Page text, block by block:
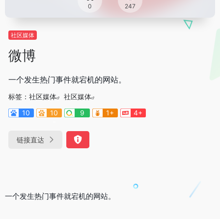
0 247
社区媒体
微博
一个发生热门事件就宕机的网站。
标签： 社区媒体
社区媒体
10
10
9 1+ 4+
链接直达
一个发生热门事件就宕机的网站。